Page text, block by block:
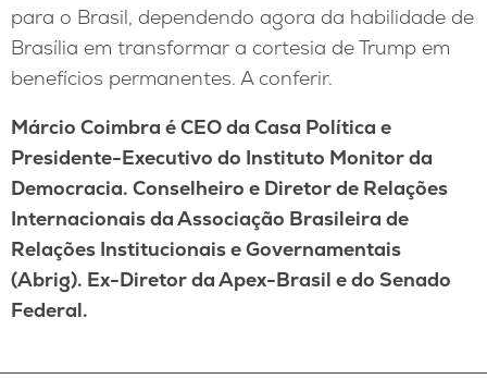
para o Brasil, dependendo agora da habilidade de
Brasília em transformar a cortesia de Trump em
benefícios permanentes. A conferir.
Márcio Coimbra é CEO da Casa Política e
Presidente-Executivo do Instituto Monitor da
Democracia. Conselheiro e Diretor de Relações
Internacionais da Associação Brasileira de
Relações Institucionais e Governamentais
(Abrig). Ex-Diretor da Apex-Brasil e do Senado
Federal.